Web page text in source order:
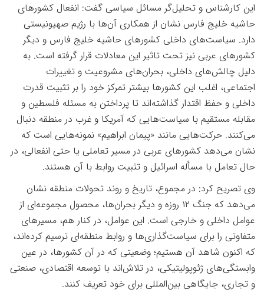
این کارشناس و تحلیل‌گر مسائل سیاسی گفت: انفعال کشورهای
حاشیه خلیج فارس نشان از همکاری آن‌ها با رژیم صهیونیستی
دارد. سیاست‌های داخلی کشورهای حاشیه خلیج فارس و دیگر
کشورهای عربی نیز تحت تاثیر این معادلات قرار گرفته است. به
دلیل چالش‌های داخلی، بحران‌های مشروعیت و تغییرات
اجتماعی، اغلب این کشورها بیشتر تمرکز خود را بر تثبیت قدرت
داخلی و حفظ اقتدار گذاشته‌اند تا پرداختن به مسئله فلسطین و
مقابله مستقیم با سیاست‌هایی که آمریکا و غرب در منطقه دنبال
می‌کنند. حرکت‌هایی مانند «پیمان ابراهیم» نمونه‌هایی است که
نشان می‌دهد کشورهای عربی در مسیر تعاملی یا حتی انفعالی، در
حال تعامل با مسأله اسرائیل و تثبیت روابط با آن هستند.
وی تصریح کرد: در مجموع، تاریخ و روند تحولات منطقه نشان
می‌دهد که جنگ ۱۲ روزه و دیگر بحران‌ها، محصول مجموعه‌ای از
عوامل داخلی و خارجی است. این عوامل، در کنار هم، مسیرهای
متفاوتی را برای سیاست‌گذاری‌ها و روابط منطقه‌ای ترسیم کرده‌اند،
که اکنون شاهد آن هستیم؛ وضعیتی که در آن کشورها، در عین
وابستگی‌های ژئوپولیتیکی، در تلاش‌اند با توسعه اقتصادی، صنعتی
و تجاری، جایگاهی بین‌المللی برای خود تعریف کنند.